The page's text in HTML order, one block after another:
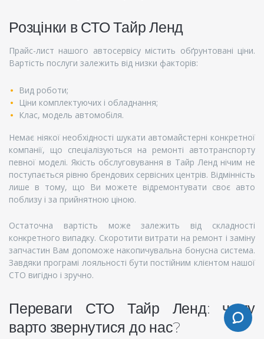
Розцінки в СТО Тайр Ленд
Прайс-лист нашого автосервісу містить обґрунтовані ціни.
Вартість послуги залежить від низки факторів:
Вид роботи;
Ціни комплектуючих і обладнання;
Клас, модель автомобіля.
Немає ніякої необхідності шукати автомайстерні конкретної
компанії, що спеціалізуються на ремонті автотранспорту
певної моделі. Якість обслуговування в Тайр Ленд нічим не
поступається рівню брендових сервісних центрів. Відмінність
лише в тому, що Ви можете відремонтувати своє авто
поблизу і за прийнятною ціною.
Остаточна вартість може залежить від складності
конкретного випадку. Скоротити витрати на ремонт і заміну
запчастин Вам допоможе накопичувальна бонусна система.
Завдяки програмі лояльності бути постійним клієнтом нашої
СТО вигідно і зручно.
Переваги СТО Тайр Ленд: чому
варто звернутися до нас?